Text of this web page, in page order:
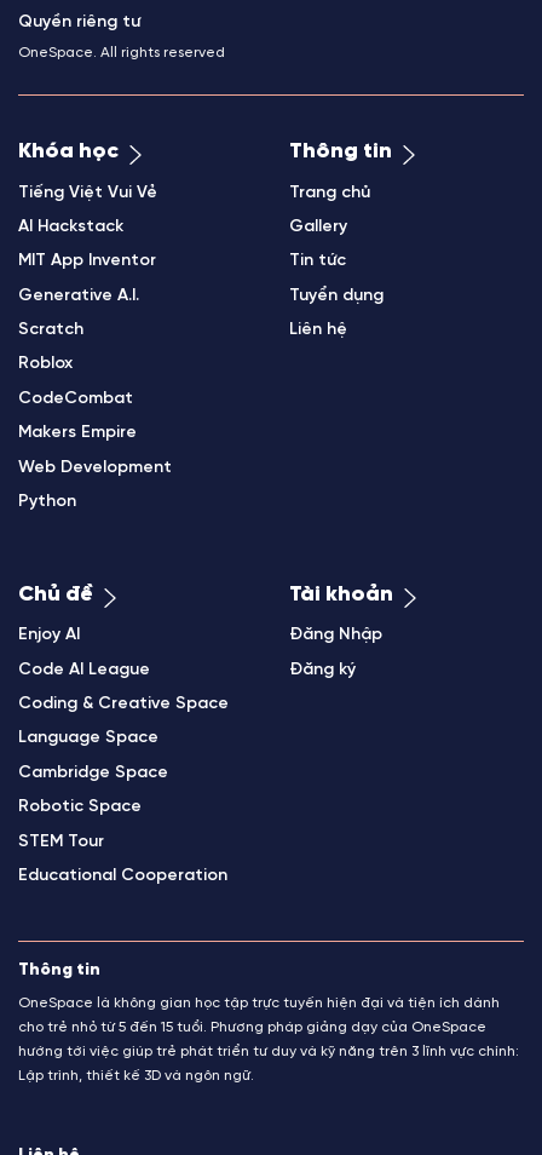
Quyền riêng tư
OneSpace. All rights reserved
Khóa học
Tiếng Việt Vui Vẻ
AI Hackstack
MIT App Inventor
Generative A.I.
Scratch
Roblox
CodeCombat
Makers Empire
Web Development
Python
Thông tin
Trang chủ
Gallery
Tin tức
Tuyển dụng
Liên hệ
Chủ đề
Enjoy AI
Code AI League
Coding & Creative Space
Language Space
Cambridge Space
Robotic Space
STEM Tour
Educational Cooperation
Tài khoản
Đăng Nhập
Đăng ký
Thông tin
OneSpace là không gian học tập trực tuyến hiện đại và tiện ích dành
cho trẻ nhỏ từ 5 đến 15 tuổi. Phương pháp giảng dạy của OneSpace
hướng tới việc giúp trẻ phát triển tư duy và kỹ năng trên 3 lĩnh vực chính:
Lập trình, thiết kế 3D và ngôn ngữ.